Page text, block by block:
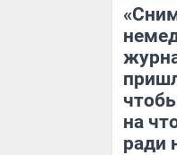
на
ради